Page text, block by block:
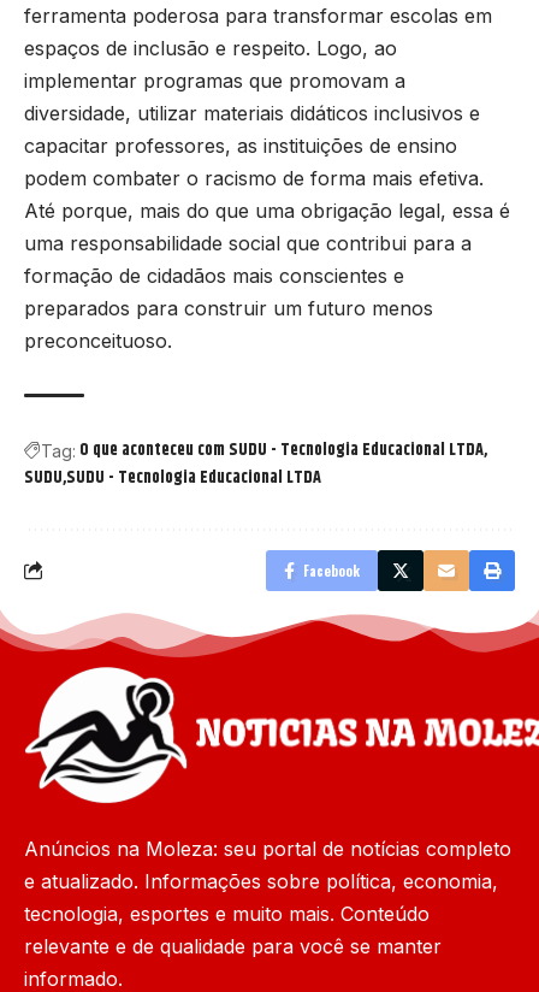
ferramenta poderosa para transformar escolas em
espaços de inclusão e respeito. Logo, ao
implementar programas que promovam a
diversidade, utilizar materiais didáticos inclusivos e
capacitar professores, as instituições de ensino
podem combater o racismo de forma mais efetiva.
Até porque, mais do que uma obrigação legal, essa é
uma responsabilidade social que contribui para a
formação de cidadãos mais conscientes e
preparados para construir um futuro menos
preconceituoso.
Tag: O que aconteceu com SUDU - Tecnologia Educacional LTDA
SUDU SUDU - Tecnologia Educacional LTDA
Facebook
Anúncios na Moleza: seu portal de notícias completo
e atualizado. Informações sobre política, economia,
tecnologia, esportes e muito mais. Conteúdo
relevante e de qualidade para você se manter
informado.